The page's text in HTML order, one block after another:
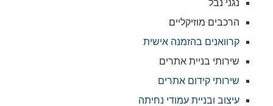
נגני נבל
הרכבים מוזיקליים
קרוואנים בהזמנה אישית
שירותי בניית אתרים
שירותי קידום אתרים
עיצוב ובניית עמודי נחיתה